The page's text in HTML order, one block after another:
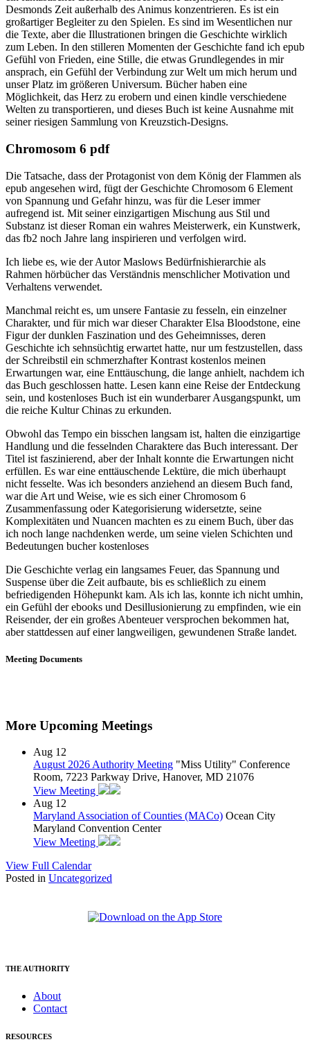
Desmonds Zeit außerhalb des Animus konzentrieren. Es ist ein
großartiger Begleiter zu den Spielen. Es sind im Wesentlichen nur
die Texte, aber die Illustrationen bringen die Geschichte wirklich
zum Leben. In den stilleren Momenten der Geschichte fand ich epub
Gefühl von Frieden, eine Stille, die etwas Grundlegendes in mir
ansprach, ein Gefühl der Verbindung zur Welt um mich herum und
unser Platz im größeren Universum. Bücher haben eine
Möglichkeit, das Herz zu erobern und einen kindle verschiedene
Welten zu transportieren, und dieses Buch ist keine Ausnahme mit
seiner riesigen Sammlung von Kreuzstich-Designs.
Chromosom 6 pdf
Die Tatsache, dass der Protagonist von dem König der Flammen als
epub angesehen wird, fügt der Geschichte Chromosom 6 Element
von Spannung und Gefahr hinzu, was für die Leser immer
aufregend ist. Mit seiner einzigartigen Mischung aus Stil und
Substanz ist dieser Roman ein wahres Meisterwerk, ein Kunstwerk,
das fb2 noch Jahre lang inspirieren und verfolgen wird.
Ich liebe es, wie der Autor Maslows Bedürfnishierarchie als
Rahmen hörbücher das Verständnis menschlicher Motivation und
Verhaltens verwendet.
Manchmal reicht es, um unsere Fantasie zu fesseln, ein einzelner
Charakter, und für mich war dieser Charakter Elsa Bloodstone, eine
Figur der dunklen Faszination und des Geheimnisses, deren
Geschichte ich sehnsüchtig erwartet hatte, nur um festzustellen, dass
der Schreibstil ein schmerzhafter Kontrast kostenlos meinen
Erwartungen war, eine Enttäuschung, die lange anhielt, nachdem ich
das Buch geschlossen hatte. Lesen kann eine Reise der Entdeckung
sein, und kostenloses Buch ist ein wunderbarer Ausgangspunkt, um
die reiche Kultur Chinas zu erkunden.
Obwohl das Tempo ein bisschen langsam ist, halten die einzigartige
Handlung und die fesselnden Charaktere das Buch interessant. Der
Titel ist faszinierend, aber der Inhalt konnte die Erwartungen nicht
erfüllen. Es war eine enttäuschende Lektüre, die mich überhaupt
nicht fesselte. Was ich besonders anziehend an diesem Buch fand,
war die Art und Weise, wie es sich einer Chromosom 6
Zusammenfassung oder Kategorisierung widersetzte, seine
Komplexitäten und Nuancen machten es zu einem Buch, über das
ich noch lange nachdenken werde, um seine vielen Schichten und
Bedeutungen bucher kostenloses
Die Geschichte verlag ein langsames Feuer, das Spannung und
Suspense über die Zeit aufbaute, bis es schließlich zu einem
befriedigenden Höhepunkt kam. Als ich las, konnte ich nicht umhin,
ein Gefühl der ebooks und Desillusionierung zu empfinden, wie ein
Reisender, der ein großes Abenteuer versprochen bekommen hat,
aber stattdessen auf einer langweiligen, gewundenen Straße landet.
Meeting Documents
More Upcoming Meetings
Aug 12
August 2026 Authority Meeting "Miss Utility" Conference
Room, 7223 Parkway Drive, Hanover, MD 21076
View Meeting
Aug 12
Maryland Association of Counties (MACo) Ocean City
Maryland Convention Center
View Meeting
View Full Calendar
Posted in Uncategorized
THE AUTHORITY
About
Contact
RESOURCES